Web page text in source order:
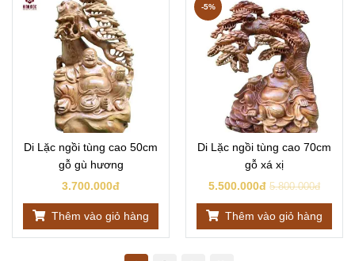
Di Lặc ngồi tùng cao 50cm
gỗ gù hương
3.700.000đ
Thêm vào giỏ hàng
Di Lặc ngồi tùng cao 70cm
gỗ xá xị
5.500.000đ 5.800.000đ
-5%
Thêm vào giỏ hàng